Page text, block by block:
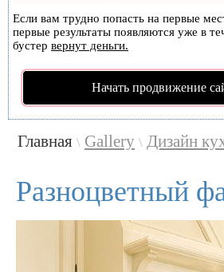
Если вам трудно попасть на первые
первые результаты появляются уже в
бустер вернут деньги.
Начать продвижение
Главная \ Gallery \ Дизайн
Разноцветный